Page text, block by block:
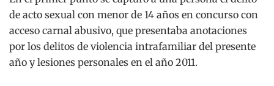
de acto sexual con menor de 14 años en concurso con
acceso carnal abusivo, que presentaba anotaciones
por los delitos de violencia intrafamiliar del presente
año y lesiones personales en el año 2011.